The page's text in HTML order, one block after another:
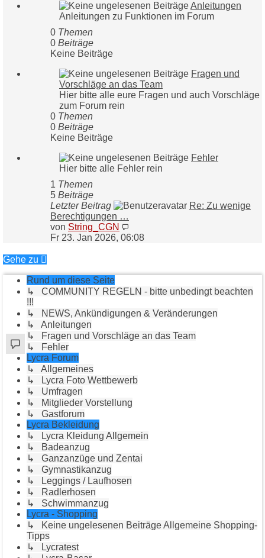
Anleitungen
Anleitungen zu Funktionen im Forum
0 Themen
0 Beiträge
Keine Beiträge
Fragen und
Vorschläge an das Team
Hier bitte alle eure Fragen und auch Vorschläge
zum Forum rein
0 Themen
0 Beiträge
Keine Beiträge
Fehler
Hier bitte alle Fehler rein
1 Themen
5 Beiträge
Letzter Beitrag
Re: Zu wenige
Berechtigungen …
von String_CGN
Beitrag
Fr 23. Jan 2026, 06:08
Gehe zu
Rund um diese Seite
↳ COMMUNITY REGELN - bitte unbedingt beachten
!!!
↳ NEWS, Ankündigungen & Veränderungen
↳ Anleitungen
↳ Fragen und Vorschläge an das Team
↳ Fehler
Lycra Forum
↳ Allgemeines
↳ Lycra Foto Wettbewerb
↳ Umfragen
↳ Mitglieder Vorstellung
↳ Gastforum
Lycra Bekleidung
↳ Lycra Kleidung Allgemein
↳ Badeanzug
↳ Ganzanzüge und Zentai
↳ Gymnastikanzug
↳ Leggings / Laufhosen
↳ Radlerhosen
↳ Schwimmanzug
Lycra - Shopping
↳ Keine ungelesenen Beiträge Allgemeine Shopping-
Tipps
↳ Lycratest